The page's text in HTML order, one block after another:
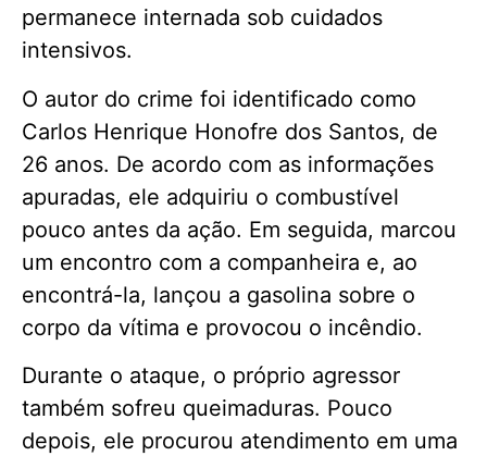
permanece internada sob cuidados
intensivos.
O autor do crime foi identificado como
Carlos Henrique Honofre dos Santos, de
26 anos. De acordo com as informações
apuradas, ele adquiriu o combustível
pouco antes da ação. Em seguida, marcou
um encontro com a companheira e, ao
encontrá-la, lançou a gasolina sobre o
corpo da vítima e provocou o incêndio.
Durante o ataque, o próprio agressor
também sofreu queimaduras. Pouco
depois, ele procurou atendimento em uma